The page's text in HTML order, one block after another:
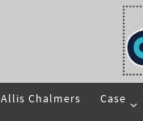
Allis Chalmers Case